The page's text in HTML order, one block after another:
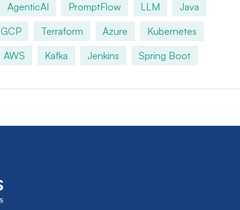
AgenticAI PromptFlow LLM
Java
GCP Terraform Azure
Kubernetes
AWS Kafka Jenkins Spring Boot